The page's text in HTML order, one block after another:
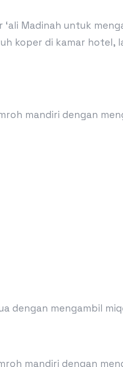
Madinah untuk
koper di kamar hotel,
mandiri dengan
dengan mengambil
mandiri dengan